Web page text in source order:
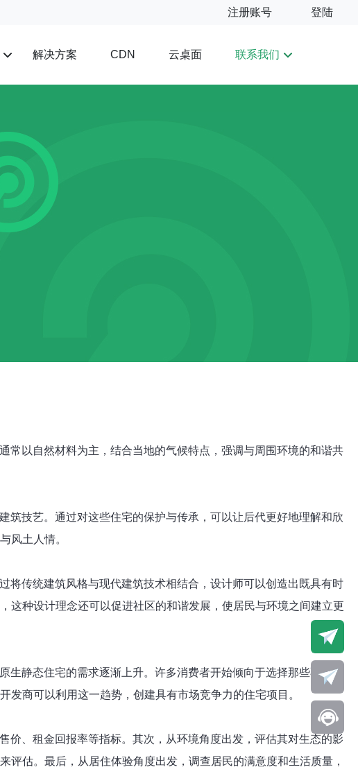
注册账号 登陆
解决方案 CDN 云桌面 联系我们
常以自然材料为主，结合当地的气候特点，强调与周围环境的和谐共
筑技艺。通过对这些住宅的保护与传承，可以让后代更好地理解和欣
风土人情。
将传统建筑风格与现代建筑技术相结合，设计师可以创造出既具有时
这种设计理念还可以促进社区的和谐发展，使居民与环境之间建立更
静态住宅的需求逐渐上升。许多消费者开始倾向于选择那些不仅美
商可以利用这一趋势，创建具有市场竞争力的住宅项目。
价、租金回报率等指标。其次，从环境角度出发，评估其对生态的影
估。最后，从居住体验角度出发，调查居民的满意度和生活质量，